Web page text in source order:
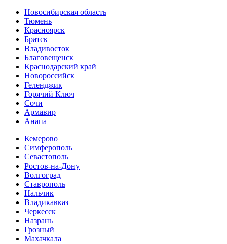
Новосибирская область
Тюмень
Красноярск
Братск
Владивосток
Благовещенск
Краснодарский край
Новороссийск
Геленджик
Горячий Ключ
Сочи
Армавир
Анапа
Кемерово
Симферополь
Севастополь
Ростов-на-Дону
Волгоград
Ставрополь
Нальчик
Владикавказ
Черкесск
Назрань
Грозный
Махачкала